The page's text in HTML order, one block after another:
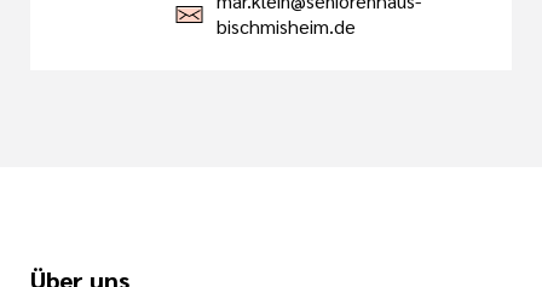
bischmisheim.de
Über uns